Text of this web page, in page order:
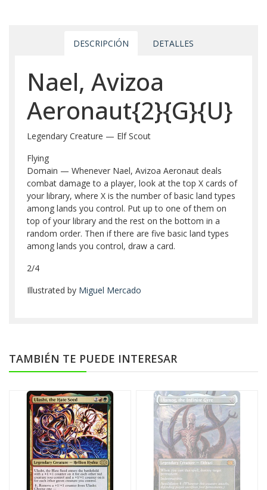
DESCRIPCIÓN DETALLES
Nael, Avizoa
Aeronaut{2}{G}{U}
Legendary Creature — Elf Scout
Flying
Domain — Whenever Nael, Avizoa Aeronaut deals
combat damage to a player, look at the top X cards of
your library, where X is the number of basic land types
among lands you control. Put up to one of them on
top of your library and the rest on the bottom in a
random order. Then if there are five basic land types
among lands you control, draw a card.
2/4
Illustrated by Miguel Mercado
TAMBIÉN TE PUEDE INTERESAR